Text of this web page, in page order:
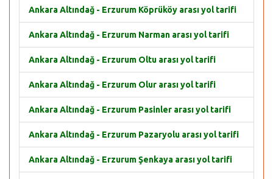
Ankara Altındağ - Erzurum Köprüköy arası yol tarifi
Ankara Altındağ - Erzurum Narman arası yol tarifi
Ankara Altındağ - Erzurum Oltu arası yol tarifi
Ankara Altındağ - Erzurum Olur arası yol tarifi
Ankara Altındağ - Erzurum Pasinler arası yol tarifi
Ankara Altındağ - Erzurum Pazaryolu arası yol tarifi
Ankara Altındağ - Erzurum Şenkaya arası yol tarifi